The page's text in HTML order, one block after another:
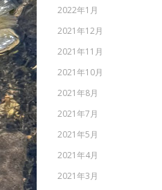
2022年1月
2021年12月
2021年11月
2021年10月
2021年8月
2021年7月
2021年5月
2021年4月
2021年3月